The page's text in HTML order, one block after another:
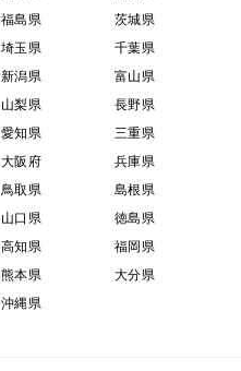
福島県
茨城県
埼玉県
千葉県
新潟県
富山県
山梨県
長野県
愛知県
三重県
大阪府
兵庫県
鳥取県
島根県
山口県
徳島県
高知県
福岡県
熊本県
大分県
沖縄県